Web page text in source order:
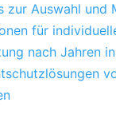
zur Auswahl und
für
nach Jahren